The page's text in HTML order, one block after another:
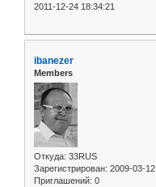
2011-12-24 18:34:21
ibanezer
Members
Откуда: 33RUS
Зарегистрирован: 2009-03-12
Приглашений: 0